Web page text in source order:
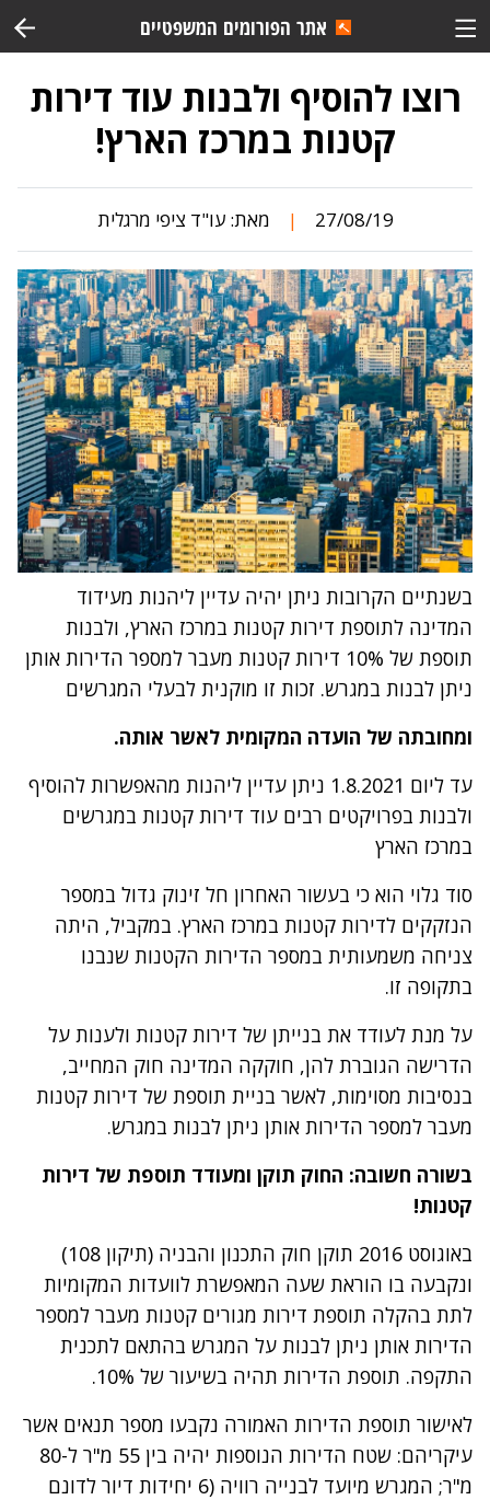
אתר הפורומים המשפטיים
רוצו להוסיף ולבנות עוד דירות
קטנות במרכז הארץ!
27/08/19
| מאת:עו"ד ציפי מרגלית
בשנתיים הקרובות ניתן יהיה עדיין ליהנות מעידוד
המדינה לתוספת דירות קטנות במרכז הארץ, ולבנות
תוספת של 10% דירות קטנות מעבר למספר הדירות אותן
ניתן לבנות במגרש. זכות זו מוקנית לבעלי המגרשים
ומחובתה של הועדה המקומית לאשר אותה.
עד ליום 1.8.2021 ניתן עדיין ליהנות מהאפשרות להוסיף
ולבנות בפרויקטים רבים עוד דירות קטנות במגרשים
במרכז הארץ
סוד גלוי הוא כי בעשור האחרון חל זינוק גדול במספר
הנזקקים לדירות קטנות במרכז הארץ. במקביל, היתה
צניחה משמעותית במספר הדירות הקטנות שנבנו
בתקופה זו.
על מנת לעודד את בנייתן של דירות קטנות ולענות על
הדרישה הגוברת להן, חוקקה המדינה חוק המחייב,
בנסיבות מסוימות, לאשר בניית תוספת של דירות קטנות
מעבר למספר הדירות אותן ניתן לבנות במגרש.
בשורה חשובה: החוק תוקן ומעודד תוספת של דירות
קטנות!
באוגוסט 2016 תוקן חוק התכנון והבניה (תיקון 108)
ונקבעה בו הוראת שעה המאפשרת לוועדות המקומיות
לתת בהקלה תוספת דירות מגורים קטנות מעבר למספר
הדירות אותן ניתן לבנות על המגרש בהתאם לתכנית
התקפה. תוספת הדירות תהיה בשיעור של 10%.
לאישור תוספת הדירות האמורה נקבעו מספר תנאים אשר
עיקריהם: שטח הדירות הנוספות יהיה בין 55 מ"ר ל-80
מ"ר; המגרש מיועד לבנייה רוויה (6 יחידות דיור לדונם